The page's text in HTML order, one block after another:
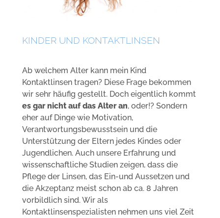
KINDER UND KONTAKTLINSEN
Ab welchem Alter kann mein Kind
Kontaktlinsen tragen? Diese Frage bekommen
wir sehr häufig gestellt. Doch eigentlich kommt
es gar nicht auf das Alter an, oder!? Sondern
eher auf Dinge wie Motivation,
Verantwortungsbewusstsein und die
Unterstützung der Eltern jedes Kindes oder
Jugendlichen. Auch unsere Erfahrung und
wissenschaftliche Studien zeigen, dass die
Pflege der Linsen, das Ein-und Aussetzen und
die Akzeptanz meist schon ab ca. 8 Jahren
vorbildlich sind. Wir als
Kontaktlinsenspezialisten nehmen uns viel Zeit